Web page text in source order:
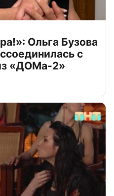
Ольга Бузова
с
«ДОМа-2»